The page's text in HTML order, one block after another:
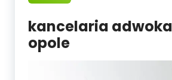
kancelaria
opole